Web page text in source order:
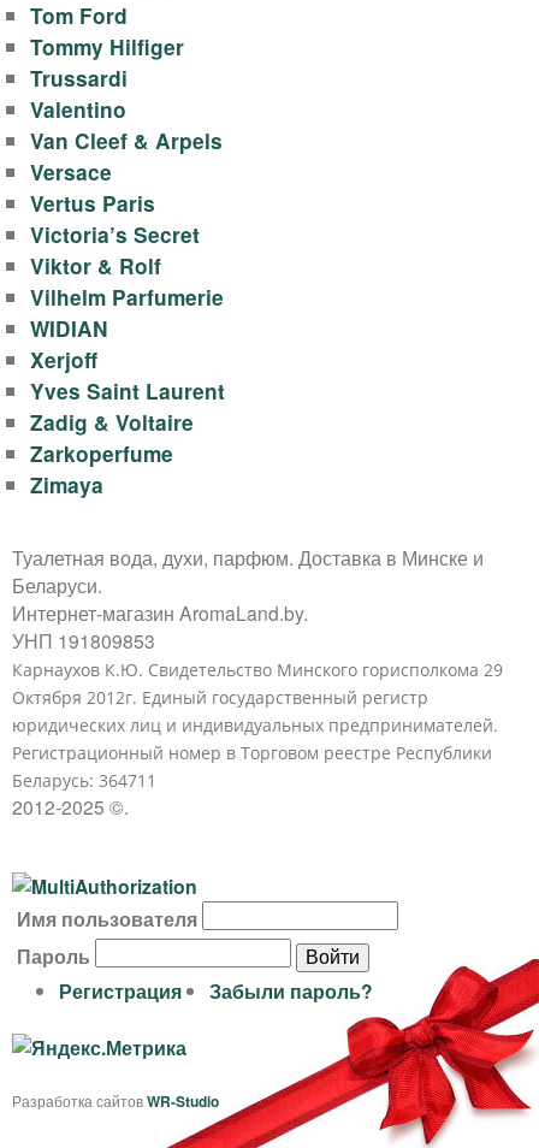
Tom Ford
Tommy Hilfiger
Trussardi
Valentino
Van Cleef & Arpels
Versace
Vertus Paris
Victoria’s Secret
Viktor & Rolf
Vilhelm Parfumerie
WIDIAN
Xerjoff
Yves Saint Laurent
Zadig & Voltaire
Zarkoperfume
Zimaya
Туалетная вода, духи, парфюм. Доставка в Минске и
Беларуси.
Интернет-магазин AromaLand.by.
УНП 191809853
Карнаухов К.Ю. Свидетельство Минского горисполкома 29
Октября 2012г. Единый государственный регистр
юридических лиц и индивидуальных предпринимателей.
Регистрационный номер в Торговом реестре Республики
Беларусь: 364711
2012-2025 ©.
В
х
о
н
а
Имя пользователя
Пароль
Регистрация
Забыли пароль?
Разработка сайтовWR-Studio